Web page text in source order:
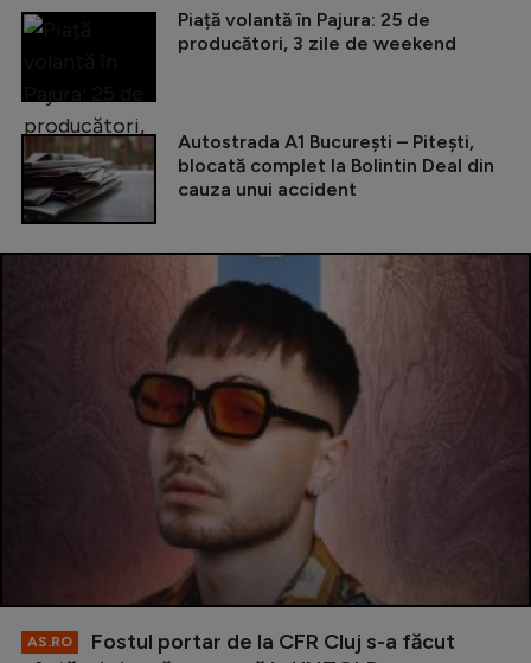
Piață volantă în Pajura: 25 de
producători, 3 zile de weekend
Autostrada A1 București – Pitești,
blocată complet la Bolintin Deal din
cauza unui accident
AS.RO
Fostul portar de la CFR Cluj s-a făcut